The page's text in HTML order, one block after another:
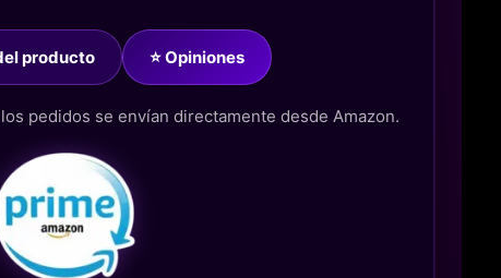
producto ⭐ Opiniones
los pedidos se envían directamente desde Amazon.